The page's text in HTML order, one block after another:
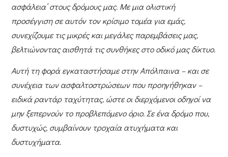
ασφάλεια’ στους δρόμους μας. Με μια ολιστική
προσέγγιση σε αυτόν τον κρίσιμο τομέα για εμάς,
συνεχίζουμε τις μικρές και μεγάλες παρεμβάσεις μας,
βελτιώνοντας αισθητά τις συνθήκες στο οδικό μας δίκτυο.
Αυτή τη φορά εγκαταστήσαμε στην Απόλπαινα – και σε
συνέχεια των ασφαλτοστρώσεων που προηγήθηκαν –
ειδικά ραντάρ ταχύτητας, ώστε οι διερχόμενοι οδηγοί να
μην ξεπερνούν το προβλεπόμενο όριο. Σε ένα δρόμο που,
δυστυχώς, συμβαίνουν τροχαία ατυχήματα και
δυστυχήματα.